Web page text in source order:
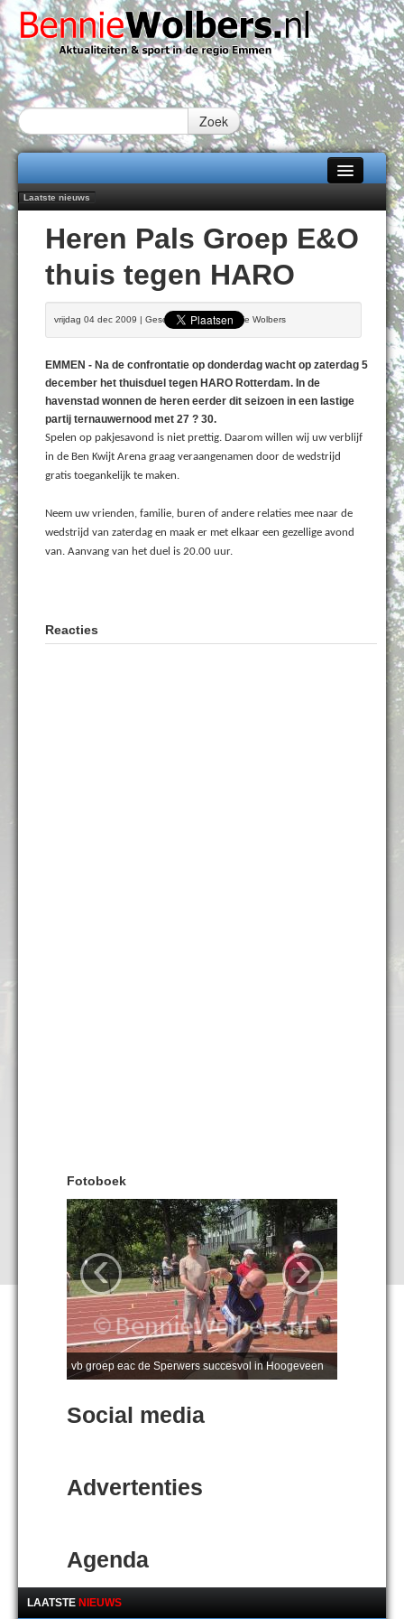
Zoek
Home
Alle categorieën
Over Bennie Wolbers
Fotoboek
Laatste nieuws
nieuwe rugsponsor
Najaar '26 staat live!
102 kaarsen voor eeuwling Mieke Sijbom-Maatje
Emmen wint op Open Dag overtuigend van Almere City
Treffer van Quispel bezorgt FC Emmen droomstart
Heren Pals Groep E&O
thuis tegen HARO
vrijdag 04 dec 2009 | Geschreven door Bennie Wolbers
EMMEN - Na de confrontatie op donderdag wacht op zaterdag 5
december het thuisduel tegen HARO Rotterdam. In de
havenstad wonnen de heren eerder dit seizoen in een lastige
partij ternauwernood met 27 ? 30.
Spelen op pakjesavond is niet prettig. Daarom willen wij uw verblijf
in de Ben Kwijt Arena graag veraangenamen door de wedstrijd
gratis toegankelijk te maken.
Neem uw vrienden, familie, buren of andere relaties mee naar de
wedstrijd van zaterdag en maak er met elkaar een gezellige avond
van. Aanvang van het duel is 20.00 uur.
Reacties
Fotoboek
vb groep eac de Sperwers succesvol in Hoogeveen
‹ ›
Social media
Advertenties
Agenda
LAATSTE NIEUWS